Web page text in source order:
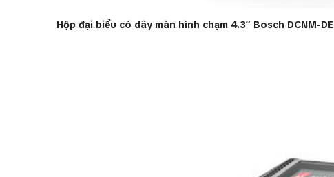
Hộp đại biểu có dây màn hình chạm 4.3″ Bosch DCNM-DE